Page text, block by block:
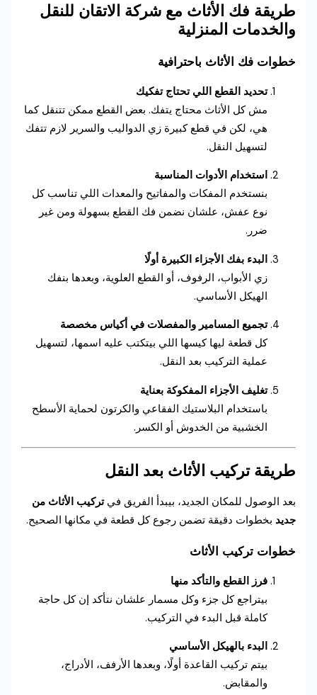
طريقة فك الأثاث مع شركة الاتقان للنقل
والخدمات المنزلية
خطوات فك الأثاث باحترافية
تحديد القطع اللي تحتاج تفكيك
مش كل الأثاث محتاج يتفك. بعض القطع ممكن تتنقل كما
هي، لكن في قطع كبيرة زي الدواليب والسرير لازم تتفك
لتسهيل النقل.
استخدام الأدوات المناسبة
بنستخدم المفكات والمفاتيح والمعدات اللي تناسب كل
نوع عفش، علشان نضمن فك القطع بسهولة ومن غير
ضرر.
البدء بفك الأجزاء الكبيرة أولًا
زي الأبواب، الرفوف، أو القطع العلوية، وبعدها بنفك
الهيكل الأساسي.
تجميع المسامير والمفصلات في أكياس مخصصة
كل قطعة ليها كيسها اللي بيتكتب عليه اسمها، لتسهيل
عملية التركيب بعد النقل.
تغليف الأجزاء المفكوكة بعناية
باستخدام البلاستيك الفقاعي والكرتون لحماية الأسطح
الخشبية من الخدوش أو الكسر.
طريقة تركيب الأثاث بعد النقل
بعد الوصول للمكان الجديد، بيبدأ الفريق فيتركيب الأثاث من
جديد بخطوات دقيقة تضمن رجوع كل قطعة في مكانها الصحيح.
خطوات تركيب الأثاث
فرز القطع والتأكد منها
بيتراجع كل جزء وكل مسمار علشان نتأكد إن كل حاجة
كاملة قبل البدء في التركيب.
البدء بالهيكل الأساسي
بيتم تركيب القاعدة أولًا، وبعدها الأرفف، الأدراج،
والمقابض.